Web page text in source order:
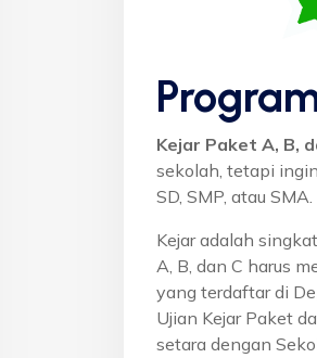
Kejar Paket A, B,
sekolah, tetapi
SD, SMP, atau SMA.
Kejar adalah
A, B, dan C harus
yang terdaftar di
Ujian Kejar Paket
setara dengan